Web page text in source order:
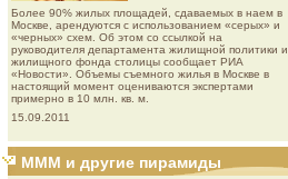
Более 90% жилых площадей, сдаваемых в наем в
Москве, арендуются с использованием «серых» и
«черных» схем. Об этом со ссылкой на
руководителя департамента жилищной политики и
жилищного фонда столицы сообщает РИА
«Новости». Объемы съемного жилья в Москве в
настоящий момент оцениваются экспертами
примерно в 10 млн. кв. м.
15.09.2011
МММ и другие пирамиды